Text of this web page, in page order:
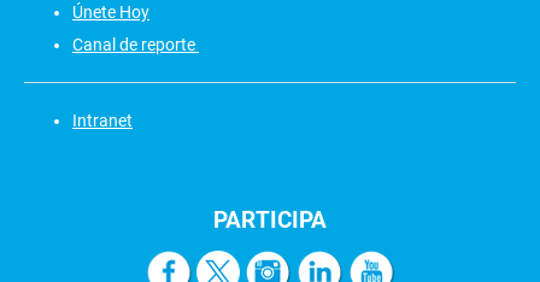
Únete Hoy
Canal de reporte
Intranet
PARTICIPA